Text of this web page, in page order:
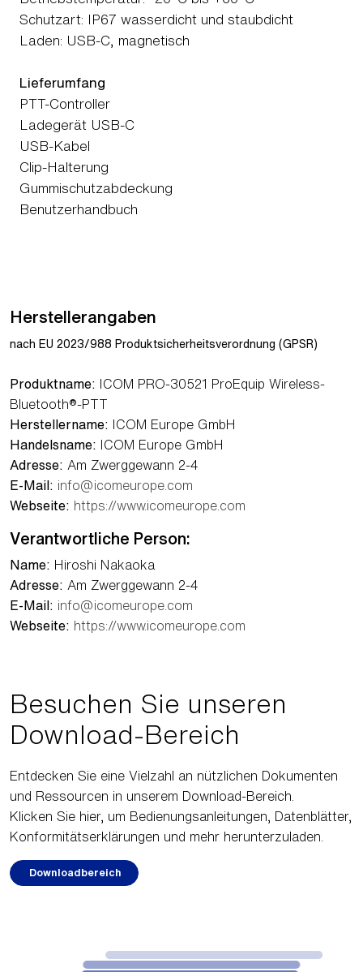
Schutzart: IP67 wasserdicht und staubdicht
Laden: USB-C, magnetisch
Lieferumfang
PTT-Controller
Ladegerät USB-C
USB-Kabel
Clip-Halterung
Gummischutzabdeckung
Benutzerhandbuch
Herstellerangaben
nach EU 2023/988 Produktsicherheitsverordnung (GPSR)
Produktname: ICOM PRO-30521 ProEquip Wireless-
Bluetooth®-PTT
Herstellername: ICOM Europe GmbH
Handelsname: ICOM Europe GmbH
Adresse: Am Zwerggewann 2-4
E-Mail: info@icomeurope.com
Webseite: https://www.icomeurope.com
Verantwortliche Person:
Name: Hiroshi Nakaoka
Adresse: Am Zwerggewann 2-4
E-Mail: info@icomeurope.com
Webseite: https://www.icomeurope.com
Besuchen Sie unseren
Download-Bereich
Entdecken Sie eine Vielzahl an nützlichen Dokumenten
und Ressourcen in unserem Download-Bereich.
Klicken Sie hier, um Bedienungsanleitungen, Datenblätter,
Konformitätserklärungen und mehr herunterzuladen.
Downloadbereich